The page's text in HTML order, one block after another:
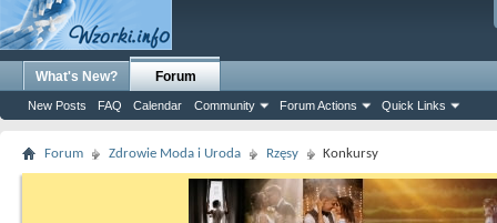
What's New? Forum
New Posts FAQ Calendar Community Forum Actions Quick Links
Forum Zdrowie Moda i Uroda Rzęsy Konkursy